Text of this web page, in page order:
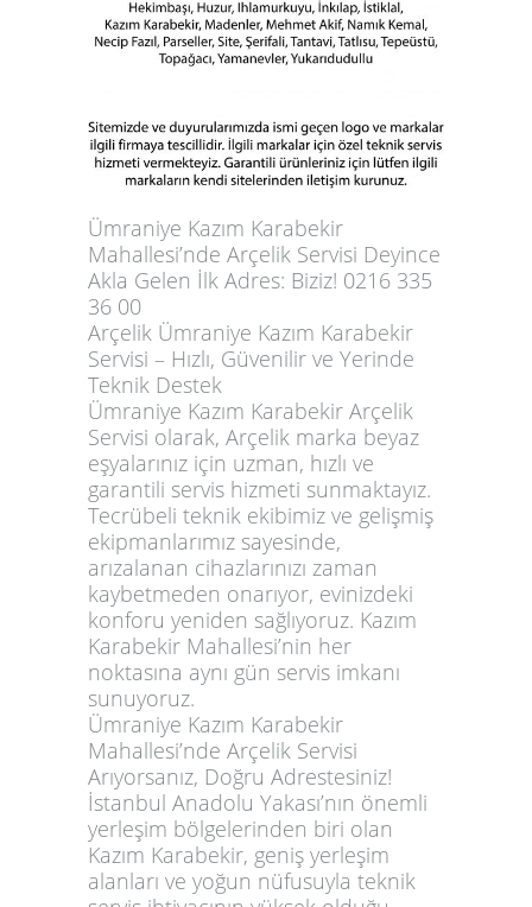
Ümraniye Kazım Karabekir
Mahallesi’nde Arçelik Servisi Deyince
Akla Gelen İlk Adres: Biziz! 0216 335
36 00
Arçelik Ümraniye Kazım Karabekir
Servisi – Hızlı, Güvenilir ve Yerinde
Teknik Destek
Ümraniye Kazım Karabekir Arçelik
Servisi olarak, Arçelik marka beyaz
eşyalarınız için uzman, hızlı ve
garantili servis hizmeti sunmaktayız.
Tecrübeli teknik ekibimiz ve gelişmiş
ekipmanlarımız sayesinde,
arızalanan cihazlarınızı zaman
kaybetmeden onarıyor, evinizdeki
konforu yeniden sağlıyoruz. Kazım
Karabekir Mahallesi’nin her
noktasına aynı gün servis imkanı
sunuyoruz.
Ümraniye Kazım Karabekir
Mahallesi’nde Arçelik Servisi
Arıyorsanız, Doğru Adrestesiniz!
İstanbul Anadolu Yakası’nın önemli
yerleşim bölgelerinden biri olan
Kazım Karabekir, geniş yerleşim
alanları ve yoğun nüfusuyla teknik